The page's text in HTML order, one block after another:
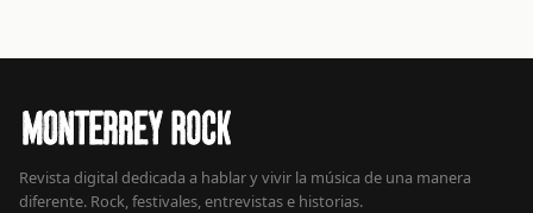
Revista digital dedicada a hablar y vivir la música de una manera
diferente. Rock, festivales, entrevistas e historias.